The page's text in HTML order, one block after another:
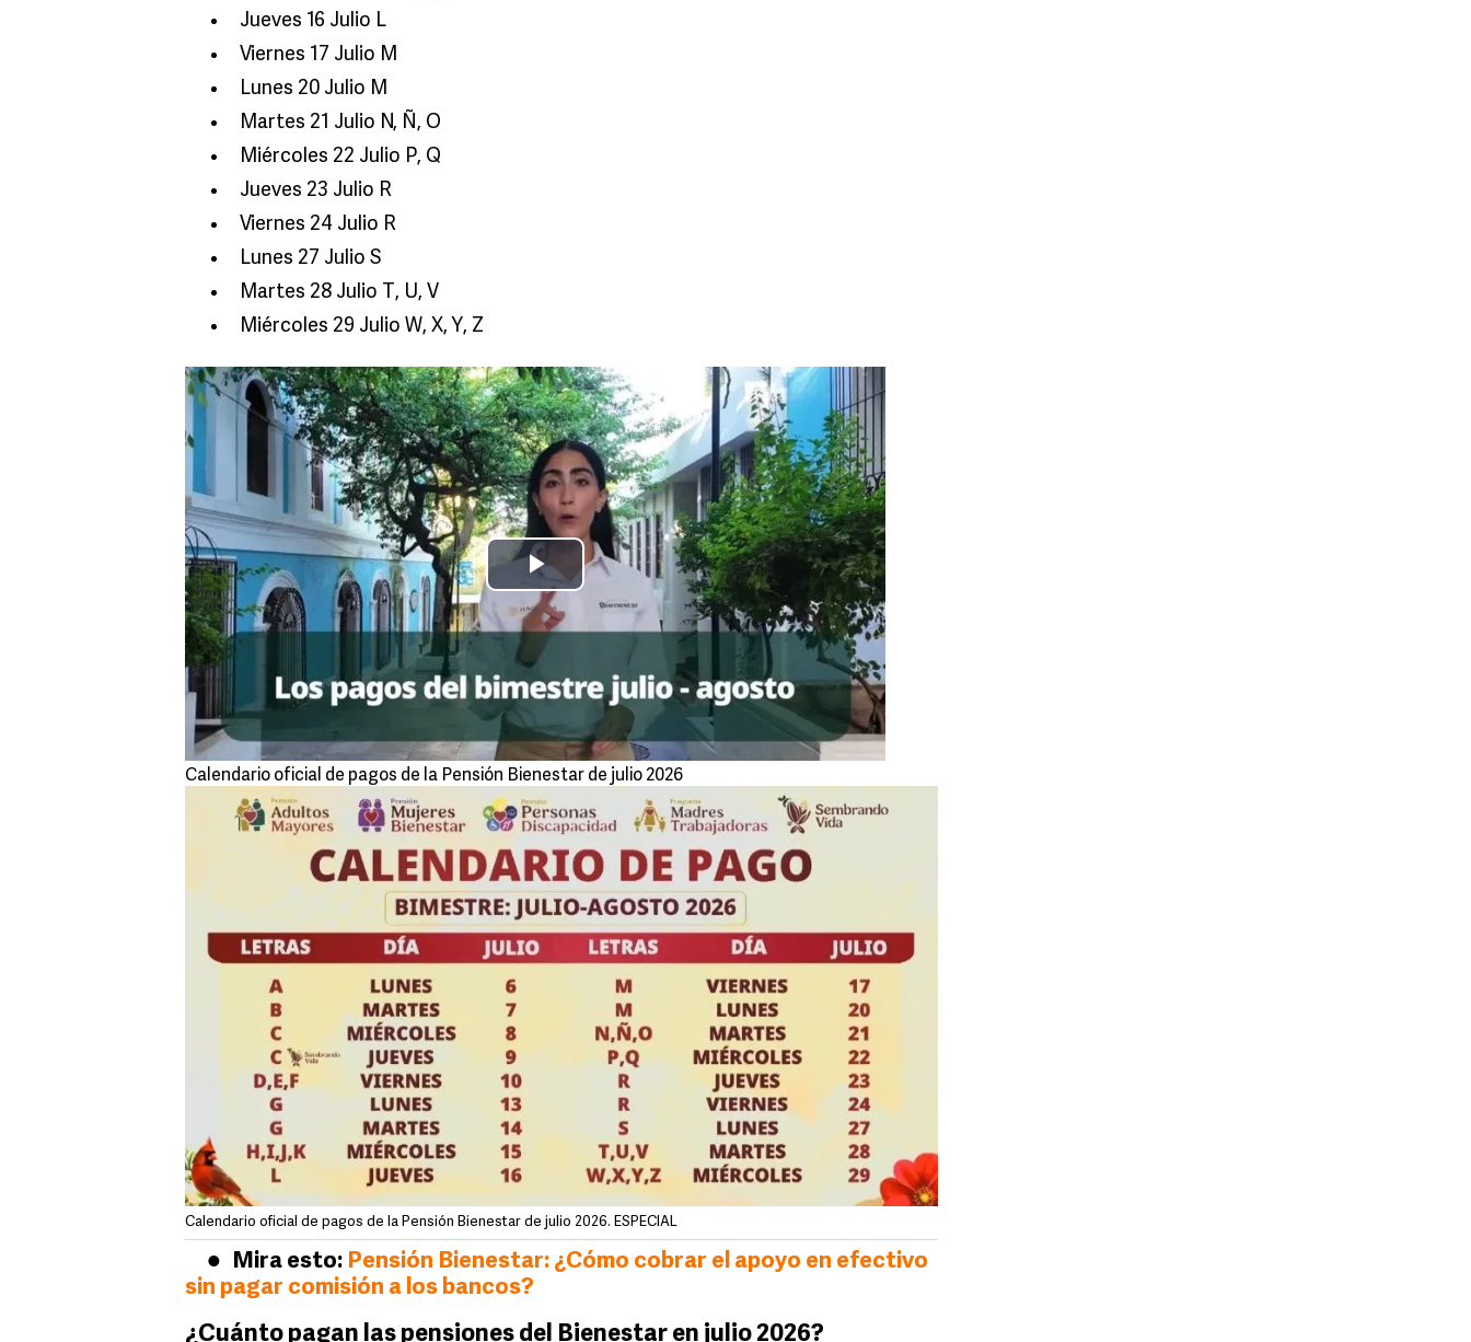
Jueves 16 Julio L
Viernes 17 Julio M
Lunes 20 Julio M
Martes 21 Julio N, Ñ, O
Miércoles 22 Julio P, Q
Jueves 23 Julio R
Viernes 24 Julio R
Lunes 27 Julio S
Martes 28 Julio T, U, V
Miércoles 29 Julio W, X, Y, Z
Calendario oficial de pagos de la Pensión Bienestar de julio 2026
Calendario oficial de pagos de la Pensión Bienestar de julio 2026. ESPECIAL
Mira esto: Pensión Bienestar: ¿Cómo cobrar el apoyo en efectivo
sin pagar comisión a los bancos?
¿Cuánto pagan las pensiones del Bienestar en julio 2026?